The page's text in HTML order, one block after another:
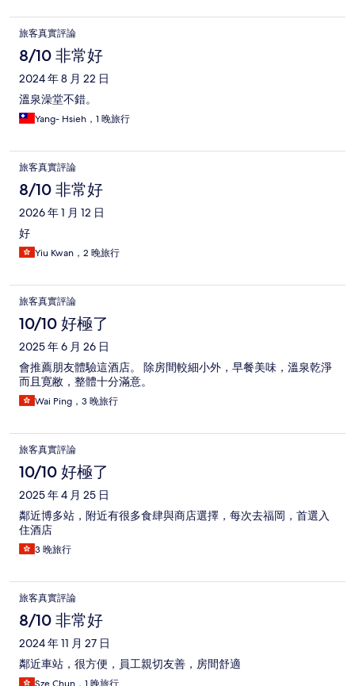
旅客真實評論
8/10 非常好
2024 年 8 月 22 日
溫泉澡堂不錯。
Yang- Hsieh，1 晚旅行
旅客真實評論
8/10 非常好
2026 年 1 月 12 日
好
Yiu Kwan，2 晚旅行
旅客真實評論
10/10 好極了
2025 年 6 月 26 日
會推薦朋友體驗這酒店。 除房間較細小外，早餐美味，溫泉乾淨
而且寛敝，整體十分滿意。
Wai Ping，3 晚旅行
旅客真實評論
10/10 好極了
2025 年 4 月 25 日
鄰近博多站，附近有很多食肆與商店選擇，每次去福岡，首選入
住酒店
3 晚旅行
旅客真實評論
8/10 非常好
2024 年 11 月 27 日
鄰近車站，很方便，員工親切友善，房間舒適
Sze Chun，1 晚旅行